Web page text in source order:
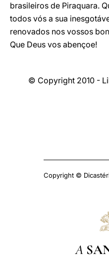
brasileiros de Piraquara.
todos vós a sua
renovados nos vossos
Que Deus vos abençoe!
© Copyright 2010 -
Copyright ©
A